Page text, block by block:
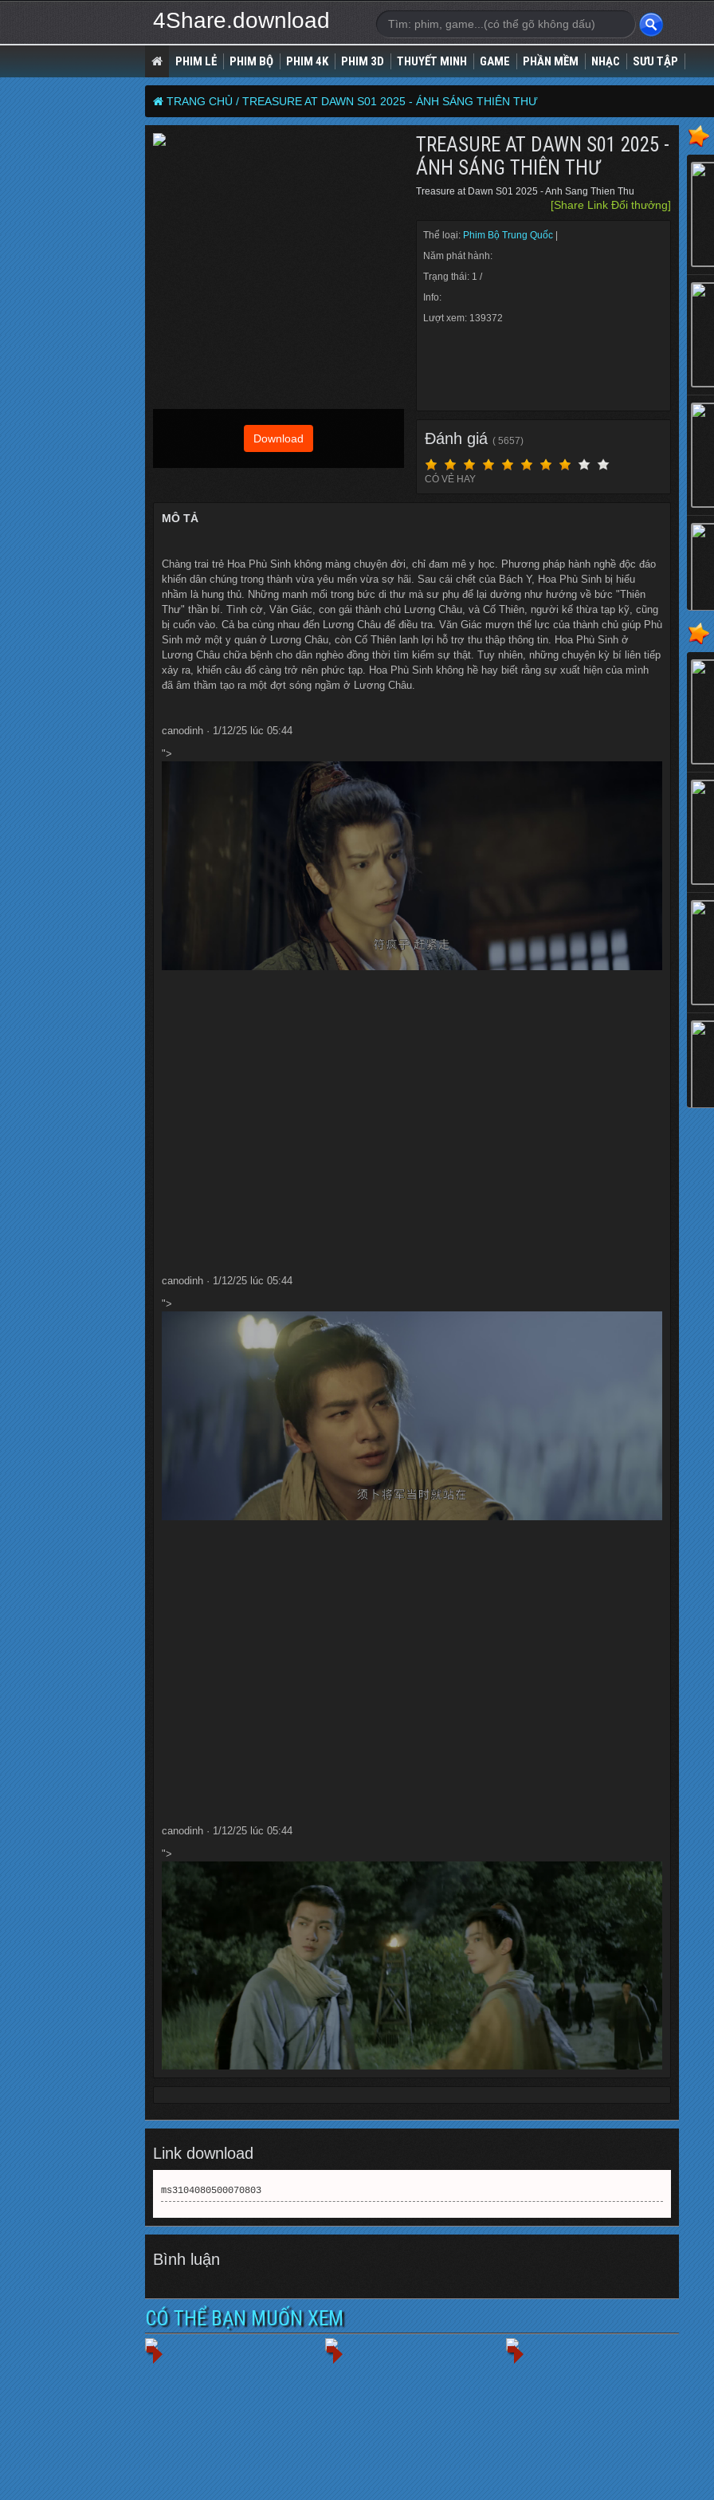
4Share.download
PHIM LẺ PHIM BỘ PHIM 4K PHIM 3D THUYẾT MINH GAME PHẦN MỀM NHẠC SƯU TẬP
TRANG CHỦ / TREASURE AT DAWN S01 2025 - ÁNH SÁNG THIÊN THƯ
Download
TREASURE AT DAWN S01 2025 -
ÁNH SÁNG THIÊN THƯ
Treasure at Dawn S01 2025 - Anh Sang Thien Thu
[Share Link Đổi thưởng]
Thể loại: Phim Bộ Trung Quốc
Năm phát hành:
Trạng thái: 1 /
Info:
Lượt xem: 139372
Đánh giá ( 5657)
CÓ VẺ HAY
MÔ TẢ
Chàng trai trẻ Hoa Phù Sinh không màng chuyện đời, chỉ đam mê y học. Phương pháp hành nghề độc đáo
khiến dân chúng trong thành vừa yêu mến vừa sợ hãi. Sau cái chết của Bách Y, Hoa Phù Sinh bị hiểu
nhầm là hung thủ. Những manh mối trong bức di thư mà sư phụ để lại dường như hướng về bức "Thiên
Thư" thần bí. Tình cờ, Văn Giác, con gái thành chủ Lương Châu, và Cố Thiên, người kế thừa tạp kỹ, cũng
bị cuốn vào. Cả ba cùng nhau đến Lương Châu để điều tra. Văn Giác mượn thế lực của thành chủ giúp Phù
Sinh mở một y quán ở Lương Châu, còn Cố Thiên lanh lợi hỗ trợ thu thập thông tin. Hoa Phù Sinh ở
Lương Châu chữa bệnh cho dân nghèo đồng thời tìm kiếm sự thật. Tuy nhiên, những chuyện kỳ bí liên tiếp
xảy ra, khiến câu đố càng trở nên phức tạp. Hoa Phù Sinh không hề hay biết rằng sự xuất hiện của mình
đã âm thầm tạo ra một đợt sóng ngầm ở Lương Châu.
canodinh · 1/12/25 lúc 05:44
">
canodinh · 1/12/25 lúc 05:44
">
canodinh · 1/12/25 lúc 05:44
">
Link download
ms3104080500070803
Bình luận
CÓ THỂ BẠN MUỐN XEM